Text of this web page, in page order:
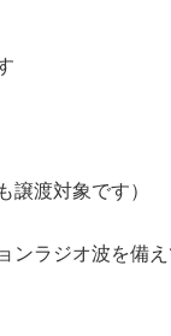
譲渡対象です）
ンラジオ波を備